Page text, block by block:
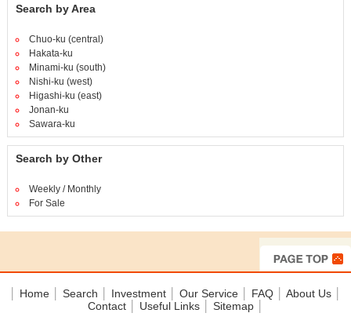
Search by Area
Chuo-ku (central)
Hakata-ku
Minami-ku (south)
Nishi-ku (west)
Higashi-ku (east)
Jonan-ku
Sawara-ku
Search by Other
Weekly / Monthly
For Sale
Home Search Investment Our Service FAQ About Us
Contact│ Useful Links│ Sitemap│